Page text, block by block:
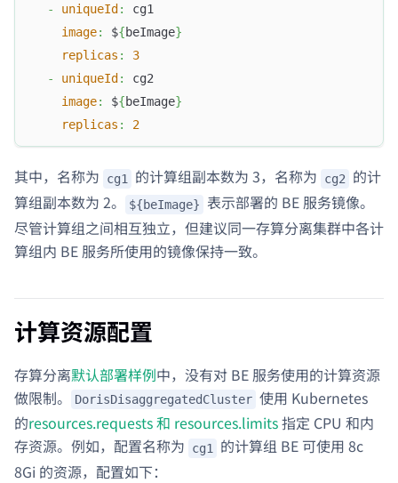
-
uniqueId :
cg1
image: ${beImage}
replicas :
3
-
uniqueId :
cg2
image: ${beImage}
replicas : 2
其中，名称为 cg1 的计算组副本数为 3，名称为 cg2
的计
算组副本数为 2。
${beImage}
表示部署的 BE 服务镜像。
尽管计算组之间相互独立，但建议同一存算分离集群中各计
算组内 BE 服务所使用的镜像保持一致。
计算资源配置
存算分离默认部署样例中，没有对 BE 服务使用的计算资源
做限制。
DorisDisaggregatedCluster 使用 Kubernetes
的resources.requests 和 resources.limits指定 CPU 和内
存资源。例如，配置名称为
cg1
的计算组 BE 可使用 8c
8Gi 的资源，配置如下：